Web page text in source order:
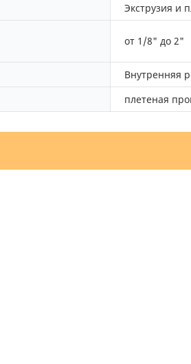
Экструзия и
от 1/8" до 2"
Внутренняя
плетеная